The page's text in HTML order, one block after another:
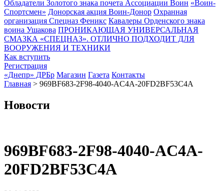
Обладатели Золотого знака почета Ассоциации Воин «Воин-
Спортсмен» Донорская акция Воин-Донор Охранная
организация Спецназ Феникс Кавалеры Орденского знака
воина Ушакова ПРОНИКАЮЩАЯ УНИВЕРСАЛЬНАЯ
СМАЗКА «СПЕЦНАЗ». ОТЛИЧНО ПОДХОДИТ ДЛЯ
ВООРУЖЕНИЯ И ТЕХНИКИ
Как вступить
Регистрация
«Днепр» ДРБр Магазин Газета Контакты
Главная > 969BF683-2F98-4040-AC4A-20FD2BF53C4A
Новости
969BF683-2F98-4040-AC4A-
20FD2BF53C4A